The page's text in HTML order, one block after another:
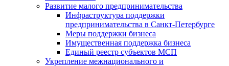
Развитие малого предпринимательства
Инфраструктура поддержки
предпринимательства в Санкт-Петербурге
Меры поддержки бизнеса
Имущественная поддержка бизнеса
Единый реестр субъектов МСП
Укрепление межнационального и